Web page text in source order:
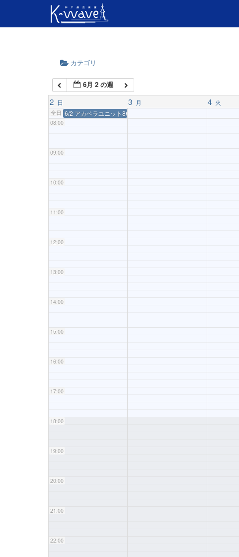
カテゴリ
6月 2 の週
2 日 3 月 4 火
全日 6/2 アカペラユニット8692 NestのおもちゃBOX vol.51
04:00
06:00
07:00
08:00
09:00
10:00
11:00
12:00
13:00
14:00
15:00
16:00
17:00
18:00
19:00
20:00
21:00
22:00